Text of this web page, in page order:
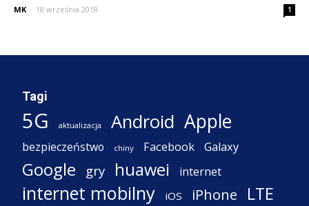
MK - 18 września 2018 1
Tagi
5G aktualizacja Android Apple
bezpieczeństwo chiny Facebook Galaxy
Google gry huawei internet
internet mobilny iOS iPhone LTE